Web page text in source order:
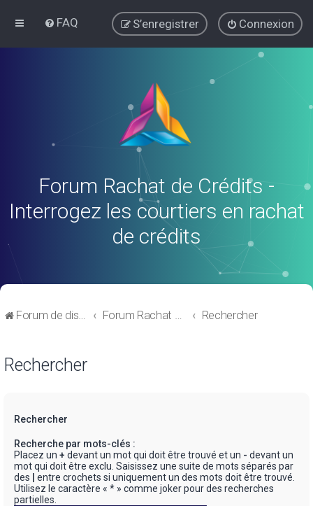
FAQ Connexion
S’enregistrer
Forum Rachat de Crédits -
Interrogez les courtiers en rachat
de crédits
Forum de discussions sur le Regroupement de Crédits et le Rachat de Crédits Forum Rachat de Crédits Rechercher
Rechercher
Rechercher
Recherche par mots-clés :
Placez un + devant un mot qui doit être trouvé et un - devant un
mot qui doit être exclu. Saisissez une suite de mots séparés par
des
entre crochets si uniquement un des mots doit être trouvé.
Utilisez le caractère « * » comme joker pour des recherches
partielles.